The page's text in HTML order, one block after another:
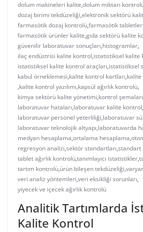
dolum makineleri kalite,dolum miktarı
dozaj birimi tekdüzeliği,elektronik sektörü
farmasötik dozaj kontrolü,farmasötik
farmasötik ürünler kalite,gıda sektörü kalite
güvenilir laboratuvar sonuçları,histogramlar,
ilaç endüstrisi kalite kontrol,istatistiksel kalite
istatistiksel kalite kontrol araçları,istatistiksel
kabul örneklemesi,kalite kontrol kartları,
,kalite kontrol yazılımı,kapsül ağırlık kontrolü,
kimya sektörü kalite yönetimi,kontrol şemaları
laboratuvar hataları,laboratuvar kalite kontrol,
laboratuvar personel yeterliliği,laboratuvar
laboratuvar teknolojik altyapı,laboratuvarda
medyan hesaplama,ortalama hesaplama,
regresyon analizi,sektör standartları,standart
tablet ağırlık kontrolü,tanımlayıcı istatistikler,
tartım kontrolü,ürün bileşen tekdüzeliği,
veri analiz yöntemleri,veri eksikliği sorunları,
yiyecek ve içecek ağırlık kontrolü
Analitik Tartımlarda
Kalite Kontrol